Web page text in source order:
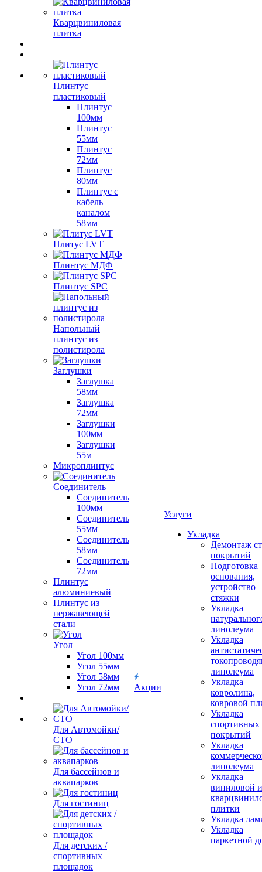
Кварцвиниловая
плитка
Плинтус
пластиковый
Плинтус
100мм
Плинтус
55мм
Плинтус
72мм
Плинтус
80мм
Плинтус с
кабель
каналом
58мм
Плитус LVT
Плинтус МДФ
Плинтус SPC
Напольный
плинтус из
полистирола
Заглушки
Заглушка
58мм
Заглушка
72мм
Заглушки
100мм
Заглушки
55м
Микроплинтус
Соединитель
Соединитель
100мм
Соединитель
55мм
Соединитель
58мм
Соединитель
72мм
Плинтус
алюминиевый
Плинтус из
нержавеющей
стали
Угол
Угол 100мм
Угол 55мм
Угол 58мм
Угол 72мм
Для Автомойки/
СТО
Для бассейнов и
аквапарков
Для гостиниц
Для детских /
спортивных
площадок
Акции
Услуги
Укладка
Демонтаж
покрытий
Подготовка
основания,
устройство
стяжки
Укладка
линолеума
Укладка
линолеума
Укладка
ковролина,
ковровой
Укладка
спортивных
покрытий
Укладка
линолеума
Укладка
виниловой и
плитки
Укладка
Укладка
паркетной